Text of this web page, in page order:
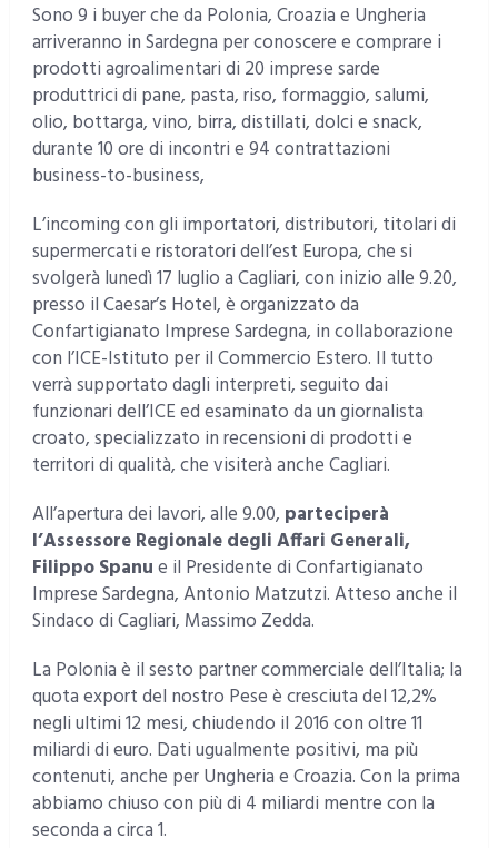
Sono 9 i buyer che da Polonia, Croazia e Ungheria
arriveranno in Sardegna per conoscere e comprare i
prodotti agroalimentari di 20 imprese sarde
produttrici di pane, pasta, riso, formaggio, salumi,
olio, bottarga, vino, birra, distillati, dolci e snack,
durante 10 ore di incontri e 94 contrattazioni
business-to-business,
L’incoming con gli importatori, distributori, titolari di
supermercati e ristoratori dell’est Europa, che si
svolgerà lunedì 17 luglio a Cagliari, con inizio alle 9.20,
presso il Caesar’s Hotel, è organizzato da
Confartigianato Imprese Sardegna, in collaborazione
con l’ICE-Istituto per il Commercio Estero. Il tutto
verrà supportato dagli interpreti, seguito dai
funzionari dell’ICE ed esaminato da un giornalista
croato, specializzato in recensioni di prodotti e
territori di qualità, che visiterà anche Cagliari.
All’apertura dei lavori, alle 9.00, parteciperà
l’Assessore Regionale degli Affari Generali,
Filippo Spanue il Presidente di Confartigianato
Imprese Sardegna, Antonio Matzutzi. Atteso anche il
Sindaco di Cagliari, Massimo Zedda.
La Polonia è il sesto partner commerciale dell’Italia; la
quota export del nostro Pese è cresciuta del 12,2%
negli ultimi 12 mesi, chiudendo il 2016 con oltre 11
miliardi di euro. Dati ugualmente positivi, ma più
contenuti, anche per Ungheria e Croazia. Con la prima
abbiamo chiuso con più di 4 miliardi mentre con la
seconda a circa 1.